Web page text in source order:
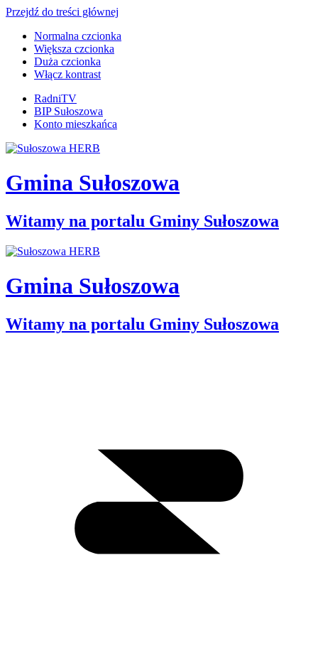
Przejdź do treści głównej
Normalna czcionka
Większa czcionka
Duża czcionka
Włącz kontrast
RadniTV
BIP Sułoszowa
Konto mieszkańca
Gmina Sułoszowa
Witamy na portalu Gminy Sułoszowa
Gmina Sułoszowa
Witamy na portalu Gminy Sułoszowa